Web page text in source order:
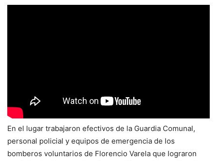
En el lugar trabajaron efectivos de la Guardia Comunal,
personal policial y equipos de emergencia de los
bomberos voluntarios de Florencio Varela que lograron